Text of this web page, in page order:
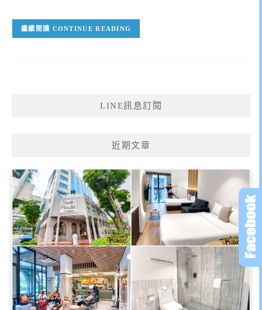
CONTINUE READING
LINE訊息訂閱
近期文章